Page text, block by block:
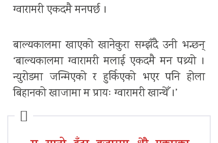
ग्वारामरी एकदमै मनपर्छ ।
बाल्यकालमा खाएको खानेकुरा सम्झँदै उनी भन्छन्
‘बाल्यकालमा ग्वारामरी मलाई एकदमै मन पथ्र्यो ।
न्युरोडमा जन्मिएको र हुर्किएको भएर पनि होला
बिहानको खाजामा म प्रायः ग्वारामरी खान्थेँ ।’